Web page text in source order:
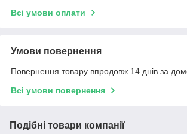
Всі умови оплати
Умови повернення
Повернення товару впродовж 14 днів за
Всі умови повернення
Подібні товари компанії